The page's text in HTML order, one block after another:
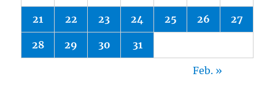
21 22 23 24 25 26 27
28 29 30 31
Feb. »